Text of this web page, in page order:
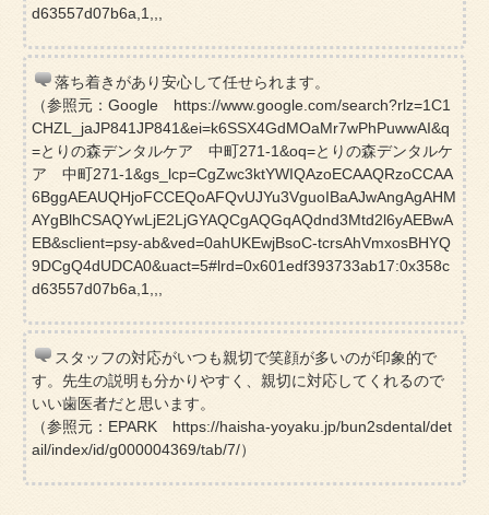
d63557d07b6a,1,,,
落ち着きがあり安心して任せられます。
（参照元：Google https://www.google.com/search?rlz=1C1
CHZL_jaJP841JP841&ei=k6SSX4GdMOaMr7wPhPuwwAI&q
=とりの森デンタルケア 中町271-1&oq=とりの森デンタルケ
ア 中町271-1&gs_lcp=CgZwc3ktYWIQAzoECAAQRzoCCAA
6BggAEAUQHjoFCCEQoAFQvUJYu3VguoIBaAJwAngAgAHM
AYgBlhCSAQYwLjE2LjGYAQCgAQGqAQdnd3Mtd2l6yAEBwA
EB&sclient=psy-ab&ved=0ahUKEwjBsoC-tcrsAhVmxosBHYQ
9DCgQ4dUDCA0&uact=5#lrd=0x601edf393733ab17:0x358c
d63557d07b6a,1,,,
スタッフの対応がいつも親切で笑顔が多いのが印象的で
す。先生の説明も分かりやすく、親切に対応してくれるので
いい歯医者だと思います。
（参照元：EPARK https://haisha-yoyaku.jp/bun2sdental/det
ail/index/id/g000004369/tab/7/）